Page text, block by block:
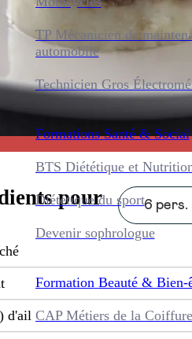
TP Mécanicien de
automobile
Technicien Gros
Formations Santé & Social
BTS Diététique et
Diététique du sport
Devenir sophrologue
Formation Beauté & Bien-
CAP Métiers de la Coiffure
pour 6 pers.
d'ail